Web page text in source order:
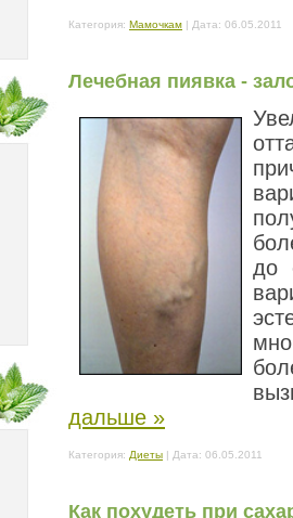
Категория: Мамочкам | Дата: 06.05.2011
Лечебная пиявка -
до
дальше »
Категория: Диеты | Дата: 06.05.2011
Как похудеть при